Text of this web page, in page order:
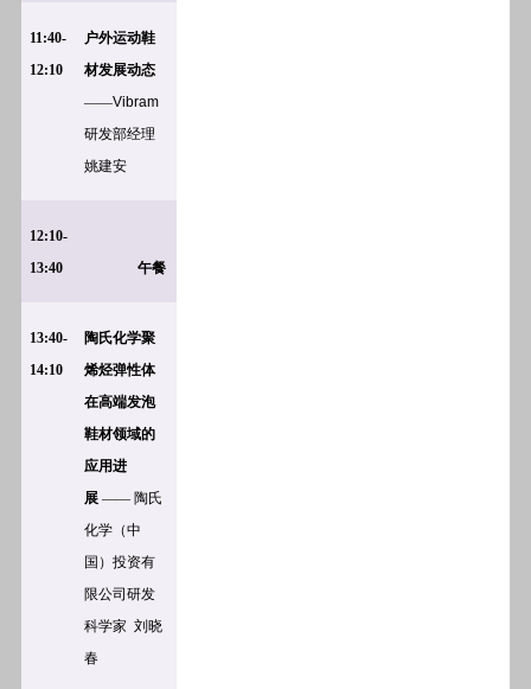
11:40-
12:10
户外运动鞋
材发展动态
——Vibram
研发部经理
姚建安
12:10-
13:40
午餐
13:40-
14:10
陶氏化学聚
烯烃弹性体
在高端发泡
鞋材领域的
应用进
展 —— 陶氏
化学（中
国）投资有
限公司研发
科学家 刘晓
春